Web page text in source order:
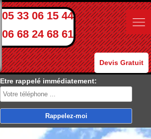
05 33 06 15 44
06 68 24 68 61
Devis Gratuit
Etre rappelé immédiatement: